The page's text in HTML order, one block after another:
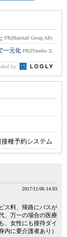
PR(Marshall Group AB)
一元化 PR(ITmedia エ
by
種予約システム
2017/11/06 14:03
ス料、帰路にバスが
、万一の場合の医療
、女性にも接待ダイ
に要介護者あり）